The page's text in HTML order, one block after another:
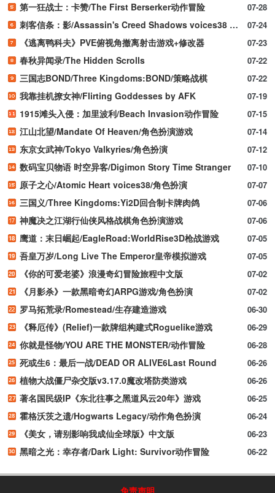
07-28
第一狂战士：卡赞/The First Berserker动作冒险
07-24
刺客信条：影/Assassin's Creed Shadows voices38 新游发布
07-23
《逃离鸭科夫》PVE俯视角撤离射击游戏+修改器
07-22
春秋异闻录/The Hidden Scrolls
07-22
三国志BOND/Three Kingdoms:BOND/策略战棋
07-19
我靠挂机撩女神/Flirting Goddesses by AFK
07-15
1915滩头入侵：加里波利/Beach Invasion动作冒险
07-14
江山北望/Mandate Of Heaven/角色扮演游戏
07-12
东京女武神/Tokyo Valkyries/角色扮演
07-10
数码宝贝物语 时空异客/Digimon Story Time Stranger
07-07
原子之心/Atomic Heart voices38/角色扮演
07-06
三国义/Three Kingdoms:Yi2D回合制卡牌肉鸽
07-06
神魔决之江湖行仙侠风格战棋角色扮演游戏
07-05
鹰道：末日崛起/EagleRoad:WorldRise3D枪战游戏
07-05
吾皇万岁/Long Live The Emperor皇帝模拟游戏
07-02
《你的可爱老婆》浪漫奇幻冒险旅程中文版
07-02
《月影杀》一款黑暗奇幻ARPG游戏/角色扮演
06-30
罗马拓荒录/Romestead/生存建造游戏
06-29
《释厄传》(Relief)一款牌组构建式Roguelike游戏
06-28
你就是怪物/YOU ARE THE MONSTER/动作冒险
06-26
死或生6：最后一战/DEAD OR ALIVE6Last Round
06-26
植物大战僵尸杂交版v3.17.0魔改塔防类游戏
06-25
著名国民级IP《东北往事之黑道风云20年》游戏
06-24
霍格沃茨之遗/Hogwarts Legacy/动作角色扮演
06-23
《美女，请别影响我成仙全球版》中文版
06-22
黑暗之光：幸存者/Dark Light: Survivor动作冒险